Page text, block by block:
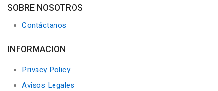
SOBRE NOSOTROS
Contáctanos
INFORMACION
Privacy Policy
Avisos Legales